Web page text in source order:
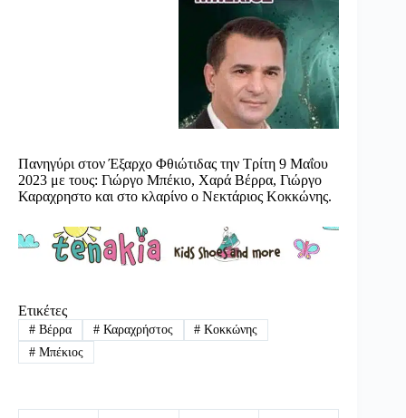
Πανηγύρι στον Έξαρχο Φθιώτιδας την Τρίτη 9 Μαΐου
2023 με τους: Γιώργο Μπέκιο, Χαρά Βέρρα, Γιώργο
Καραχρηστο και στο κλαρίνο ο Νεκτάριος Κοκκώνης.
Ετικέτες
#Βέρρα #Καραχρήστος # Κοκκώνης
#Μπέκιος